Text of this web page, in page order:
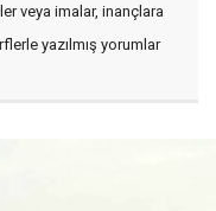
veya imalar, inançlara
yazılmış yorumlar